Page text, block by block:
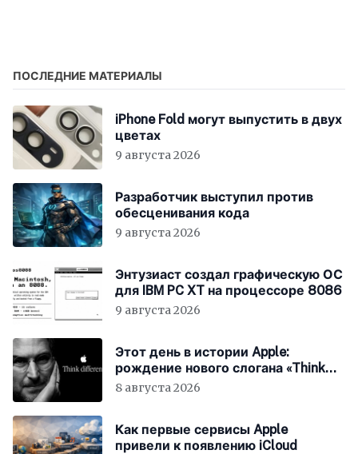
ПОСЛЕДНИЕ МАТЕРИАЛЫ
iPhone Fold могут выпустить в двух
цветах
9 августа 2026
Разработчик выступил против
обесценивания кода
9 августа 2026
Энтузиаст создал графическую ОС
для IBM PC XT на процессоре 8086
9 августа 2026
Этот день в истории Apple:
рождение нового слогана «Think
Different»
8 августа 2026
Как первые сервисы Apple
привели к появлению iCloud